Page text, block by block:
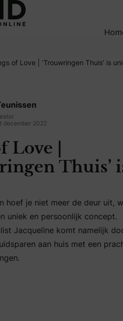
of Love | ‘Trouwringen Thuis’ is
december 2022
Love |
Thuis’
hoef je niet meer de deur uit,
hoef je niet meer de deur uit,
uniek en persoonlijk concept.
Jacqueline komt namelijk
aan huis met een